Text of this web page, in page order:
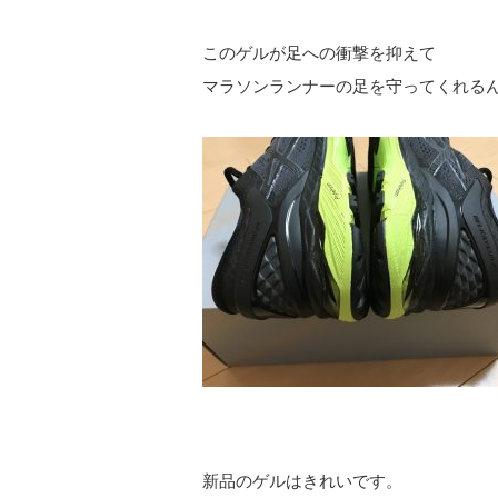
このゲルが足への衝撃を抑えて
マラソンランナーの足を守ってくれる
新品のゲルはきれいです。